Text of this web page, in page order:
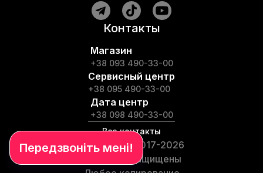
Контакты
Магазин
+38 093 490-33-00
Сервисный центр
+38 095 490-33-00
Дата центр
+38 098 490-33-00
Все контакты
© TopHash, 2017-2026
Все права защищены